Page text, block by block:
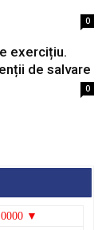
0
exercițiu.
de salvare
0
▼